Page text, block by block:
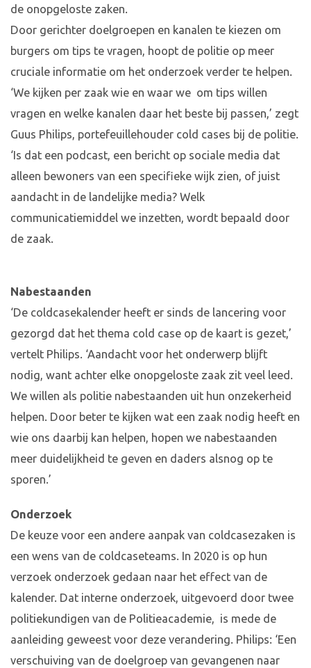
de onopgeloste zaken.
Door gerichter doelgroepen en kanalen te kiezen om
burgers om tips te vragen, hoopt de politie op meer
cruciale informatie om het onderzoek verder te helpen.
‘We kijken per zaak wie en waar we om tips willen
vragen en welke kanalen daar het beste bij passen,’ zegt
Guus Philips, portefeuillehouder cold cases bij de politie.
‘Is dat een podcast, een bericht op sociale media dat
alleen bewoners van een specifieke wijk zien, of juist
aandacht in de landelijke media? Welk
communicatiemiddel we inzetten, wordt bepaald door
de zaak.
Nabestaanden
‘De coldcasekalender heeft er sinds de lancering voor
gezorgd dat het thema cold case op de kaart is gezet,’
vertelt Philips. ‘Aandacht voor het onderwerp blijft
nodig, want achter elke onopgeloste zaak zit veel leed.
We willen als politie nabestaanden uit hun onzekerheid
helpen. Door beter te kijken wat een zaak nodig heeft en
wie ons daarbij kan helpen, hopen we nabestaanden
meer duidelijkheid te geven en daders alsnog op te
sporen.’
Onderzoek
De keuze voor een andere aanpak van coldcasezaken is
een wens van de coldcaseteams. In 2020 is op hun
verzoek onderzoek gedaan naar het effect van de
kalender. Dat interne onderzoek, uitgevoerd door twee
politiekundigen van de Politieacademie, is mede de
aanleiding geweest voor deze verandering. Philips: ‘Een
verschuiving van de doelgroep van gevangenen naar